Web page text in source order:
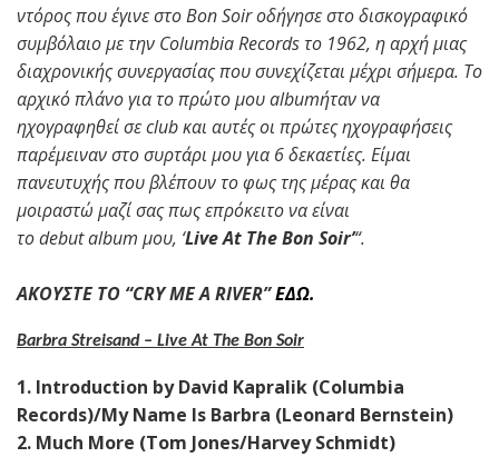
ντόρος που έγινε στο Bon Soir οδήγησε στο δισκογραφικό
συμβόλαιο με την Columbia Records το 1962, η αρχή μιας
διαχρονικής συνεργασίας που συνεχίζεται μέχρι σήμερα. Το
αρχικό πλάνο για το πρώτο μου albumήταν να
ηχογραφηθεί σε club και αυτές οι πρώτες ηχογραφήσεις
παρέμειναν στο συρτάρι μου για 6 δεκαετίες. Είμαι
πανευτυχής που βλέπουν το φως της μέρας και θα
μοιραστώ μαζί σας πως επρόκειτο να είναι
το debut album μου, ‘Live At The Bon Soir’“.
ΑΚΟΥΣΤΕ ΤΟ “CRY ME A RIVER”ΕΔΩ.
Barbra Streisand – Live At The Bon Soir
1. Introduction by David Kapralik (Columbia
Records)/My Name Is Barbra (Leonard Bernstein)
2. Much More (Tom Jones/Harvey Schmidt)